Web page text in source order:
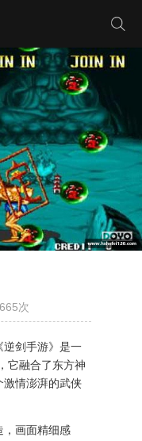
665次
逆剑手游》是一
它融合了东方神
激情澎湃的武侠
，画面精细感